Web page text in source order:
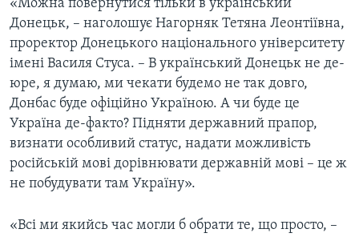
«Можна повернутися тільки в український
Донецьк, – наголошує Нагорняк Тетяна Леонтіївна,
проректор Донецького національного університету
імені Василя Стуса. – В український Донецьк не де-
юре, я думаю, ми чекати будемо не так довго,
Донбас буде офіційно Україною. А чи буде це
Україна де-факто? Підняти державний прапор,
визнати особливий статус, надати можливість
російській мові дорівнювати державній мові – це ж
не побудувати там Україну».
«Всі ми якийсь час могли б обрати те, що просто, –